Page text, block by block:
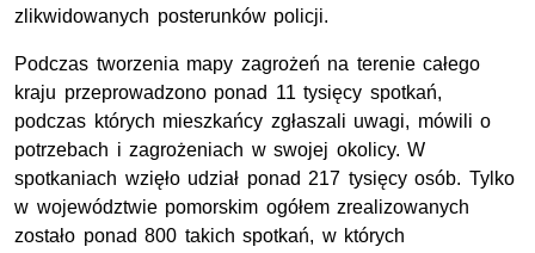
zlikwidowanych posterunków policji.
Podczas tworzenia mapy zagrożeń na terenie całego
kraju przeprowadzono ponad 11 tysięcy spotkań,
podczas których mieszkańcy zgłaszali uwagi, mówili o
potrzebach i zagrożeniach w swojej okolicy. W
spotkaniach wzięło udział ponad 217 tysięcy osób. Tylko
w województwie pomorskim ogółem zrealizowanych
zostało ponad 800 takich spotkań, w których